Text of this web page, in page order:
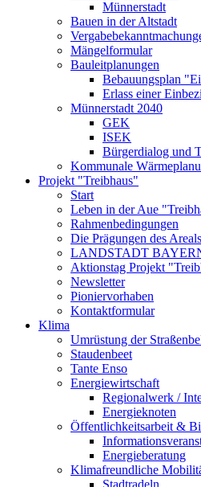
Münnerstadt
Bauen in der Altstadt
Mängelformular
Bauleitplanungen
Bebauungsplan
Erlass einer
Münnerstadt 2040
GEK
ISEK
Bürgerdialog und
Kommunale
Projekt "Treibhaus"
Start
Leben in der Aue
Rahmenbedingungen
Die Prägungen des Areals
LANDSTADT
Aktionstag Projekt
Newsletter
Pioniervorhaben
Kontaktformular
Klima
Umrüstung der
Staudenbeet
Tante Enso
Energiewirtschaft
Regionalwerk /
Energieknoten
Öffentlichkeitsarbeit &
Energieberatung
Klimafreundliche
Stadtradeln